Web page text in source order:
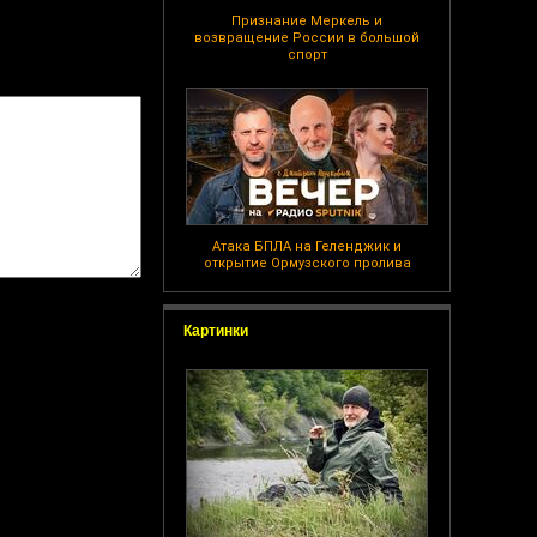
Признание Меркель и
возвращение России в большой
спорт
Атака БПЛА на Геленджик и
открытие Ормузского пролива
Картинки